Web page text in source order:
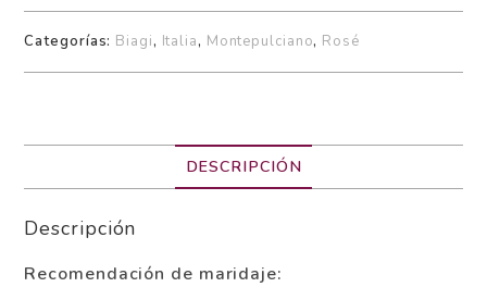
Categorías: Biagi, Italia, Montepulciano, Rosé
DESCRIPCIÓN
Descripción
Recomendación de maridaje: